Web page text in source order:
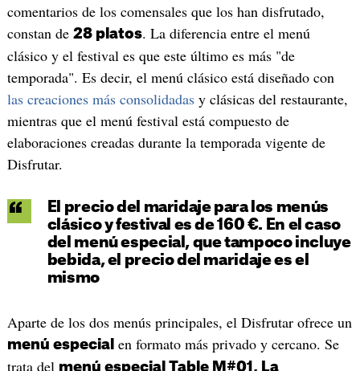
comentarios de los comensales que los han disfrutado,
constan de 28 platos. La diferencia entre el menú
clásico y el festival es que este último es más "de
temporada". Es decir, el menú clásico está diseñado con
las creaciones más consolidadasy clásicas del restaurante,
mientras que el menú festival está compuesto de
elaboraciones creadas durante la temporada vigente de
Disfrutar.
El precio del maridaje para los menús
clásico y festival es de 160 €. En el caso
del menú especial, que tampoco incluye
bebida, el precio del maridaje es el
mismo
Aparte de los dos menús principales, el Disfrutar ofrece un
menú especial en formato más privado y cercano. Se
trata del menú especial Table M#01, La